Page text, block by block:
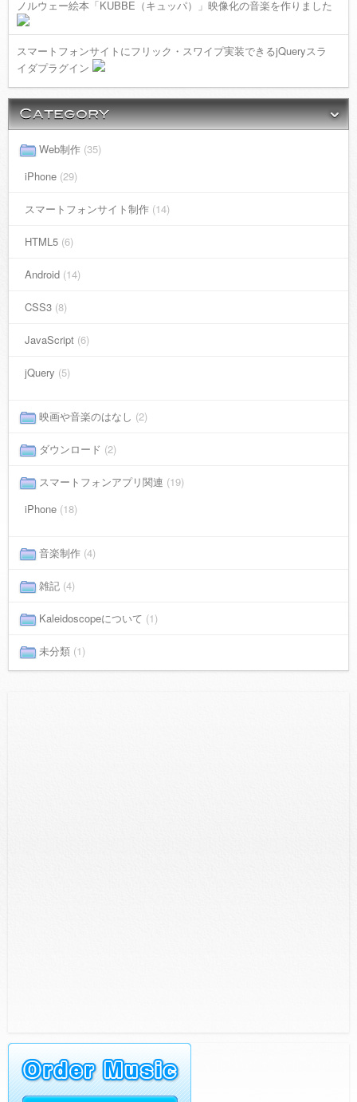
ノルウェー絵本「KUBBE（キュッパ）」映像化の音楽を作りました
スマートフォンサイトにフリック・スワイプ実装できるjQueryスラ
イダプラグイン
Web制作 (35)
iPhone (29)
スマートフォンサイト制作 (14)
HTML5 (6)
Android (14)
CSS3 (8)
JavaScript (6)
jQuery (5)
映画や音楽のはなし (2)
ダウンロード (2)
スマートフォンアプリ関連 (19)
iPhone (18)
音楽制作 (4)
雑記 (4)
Kaleidoscopeについて (1)
未分類 (1)